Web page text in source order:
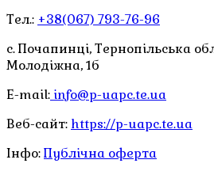
Тел.: +38(067) 793-76-96
с. Почапинці, Тернопільська
Молодіжна, 1б
E-mail: info@p-uapc.te.ua
Веб-сайт: https://p-uapc.te.ua
Інфо:Публічна оферта